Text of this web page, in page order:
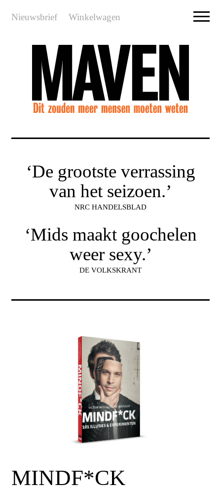
Nieuwsbrief Winkelwagen
‘De grootste verrassing
van het seizoen.’
NRC HANDELSBLAD
‘Mids maakt goochelen
weer sexy.’
DE VOLKSKRANT
MINDF*CK